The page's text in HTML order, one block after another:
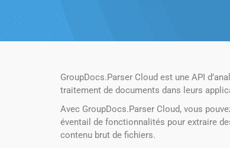
GroupDocs.Parser Cloud est une API
traitement de documents dans leurs
Avec GroupDocs.Parser Cloud, vous
éventail de fonctionnalités pour extraire
contenu brut de fichiers.